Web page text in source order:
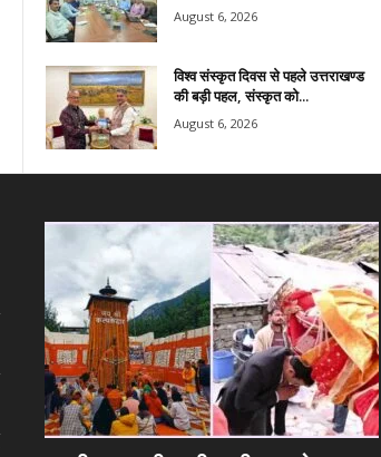
August 6, 2026
विश्व संस्कृत दिवस से पहले उत्तराखण्ड
की बड़ी पहल, संस्कृत को...
August 6, 2026